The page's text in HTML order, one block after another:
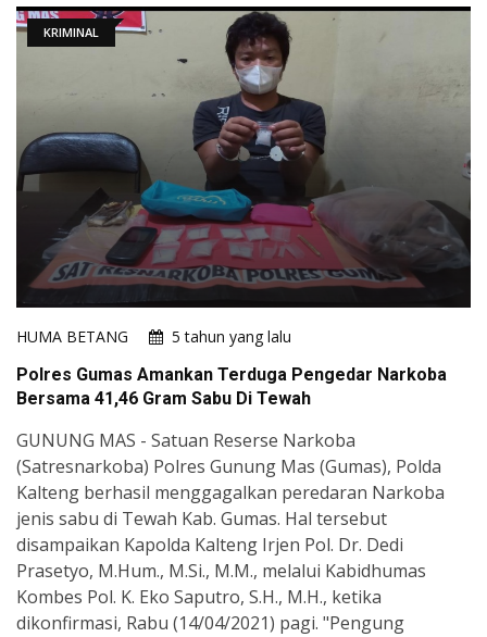
KRIMINAL
HUMA BETANG
5 tahun yang lalu
Polres Gumas Amankan Terduga Pengedar Narkoba
Bersama 41,46 Gram Sabu Di Tewah
GUNUNG MAS - Satuan Reserse Narkoba
(Satresnarkoba) Polres Gunung Mas (Gumas), Polda
Kalteng berhasil menggagalkan peredaran Narkoba
jenis sabu di Tewah Kab. Gumas. Hal tersebut
disampaikan Kapolda Kalteng Irjen Pol. Dr. Dedi
Prasetyo, M.Hum., M.Si., M.M., melalui Kabidhumas
Kombes Pol. K. Eko Saputro, S.H., M.H., ketika
dikonfirmasi, Rabu (14/04/2021) pagi. "Pengung